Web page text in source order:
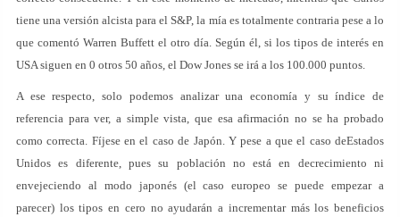
tiene una versión alcista para el S&P, la mía es totalmente contraria pese a lo
que comentó Warren Buffett el otro día. Según él, si los tipos de interés en
USA siguen en 0 otros 50 años, el Dow Jones se irá a los 100.000 puntos.
A ese respecto, solo podemos analizar una economía y su índice de
referencia para ver, a simple vista, que esa afirmación no se ha probado
como correcta. Fíjese en el caso de Japón. Y pese a que el caso deEstados
Unidos es diferente, pues su población no está en decrecimiento ni
envejeciendo al modo japonés (el caso europeo se puede empezar a
parecer) los tipos en cero no ayudarán a incrementar más los beneficios